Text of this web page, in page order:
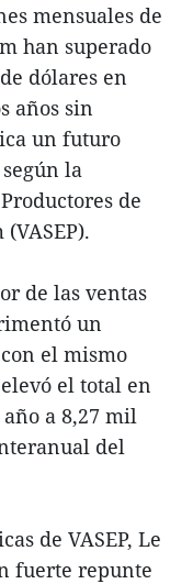
mensuales de
han superado
dólares en
años sin
un futuro
la
de
de las ventas
un
el mismo
el total en
a 8,27 mil
del
de VASEP, Le
fuerte repunte